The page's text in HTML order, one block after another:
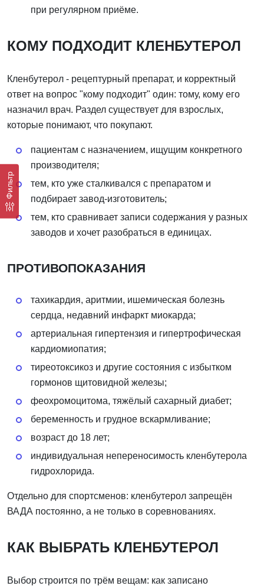
Фильтр
при регулярном приёме.
КОМУ ПОДХОДИТ КЛЕНБУТЕРОЛ
Кленбутерол - рецептурный препарат, и корректный
ответ на вопрос "кому подходит" один: тому, кому его
назначил врач. Раздел существует для взрослых,
которые понимают, что покупают.
пациентам с назначением, ищущим конкретного
производителя;
тем, кто уже сталкивался с препаратом и
подбирает завод-изготовитель;
тем, кто сравнивает записи содержания у разных
заводов и хочет разобраться в единицах.
ПРОТИВОПОКАЗАНИЯ
тахикардия, аритмии, ишемическая болезнь
сердца, недавний инфаркт миокарда;
артериальная гипертензия и гипертрофическая
кардиомиопатия;
тиреотоксикоз и другие состояния с избытком
гормонов щитовидной железы;
феохромоцитома, тяжёлый сахарный диабет;
беременность и грудное вскармливание;
возраст до 18 лет;
индивидуальная непереносимость кленбутерола
гидрохлорида.
Отдельно для спортсменов: кленбутерол запрещён
ВАДА постоянно, а не только в соревнованиях.
КАК ВЫБРАТЬ КЛЕНБУТЕРОЛ
Выбор строится по трём вещам: как записано